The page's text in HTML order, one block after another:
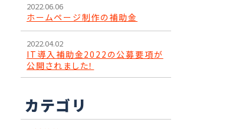
2022.06.06
ホームページ制作の補助金
2022.04.02
IT導入補助金2022の公募要項が
公開されました！
カテゴリ